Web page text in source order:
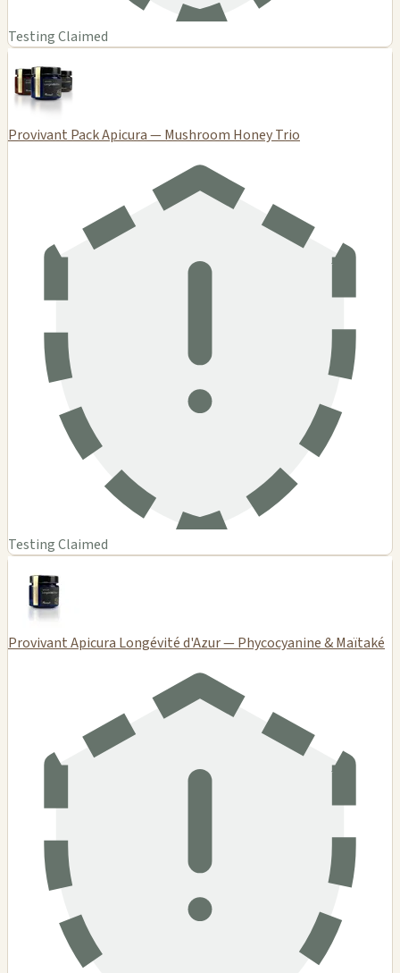
Testing Claimed
Provivant Pack Apicura — Mushroom Honey Trio
Testing Claimed
Provivant Apicura Longévité d'Azur — Phycocyanine & Maïtaké